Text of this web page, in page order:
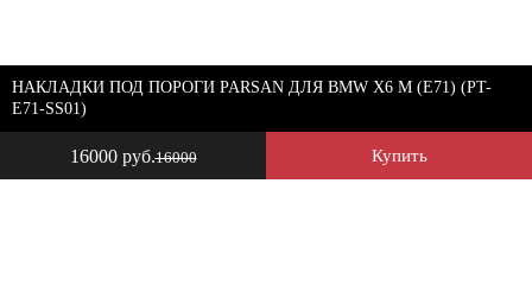
16000 руб.16000 Купить
НАКЛАДКИ ПОД ПОРОГИ PARSAN ДЛЯ BMW X6 M (E71) (PT-
E71-SS01)